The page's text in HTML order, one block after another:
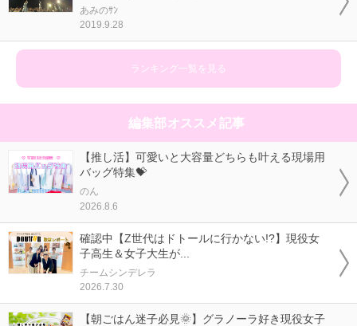
あみのｻﾝ
2019.9.28
ランキング一覧を見る
編集部オススメ記事
【推し活】可愛いと大容量どちらも叶える現場用
バッグ特集💝
のん
2026.8.6
確認中【Z世代はドトールに行かない!?】現役女
子高生＆女子大生が...
チームシンデレラ
2026.7.30
【朝ごはん迷子必見🌞】グラノーラ好き現役女子